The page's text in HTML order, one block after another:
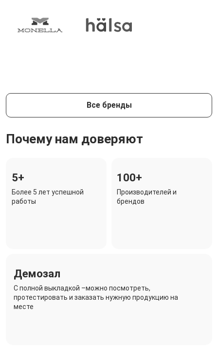
Все бренды
Почему нам доверяют
5+
Более 5 лет успешной
работы
100+
Производителей и
брендов
Демозал
C полной выкладкой –можно посмотреть,
протестировать и заказать нужную продукцию на
месте